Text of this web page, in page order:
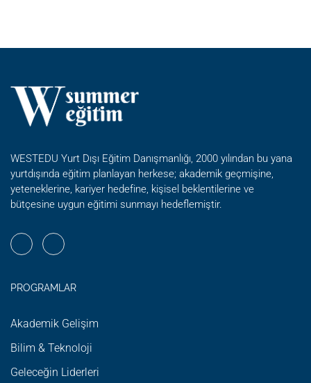
OXFORD
WESTEDU Yurt Dışı Eğitim Danışmanlığı, 2000 yılından bu yana
yurtdışında eğitim planlayan herkese; akademik geçmişine,
yeteneklerine, kariyer hedefine, kişisel beklentilerine ve
bütçesine uygun eğitimi sunmayı hedeflemiştir.
PROGRAMLAR
Akademik Gelişim
Bilim & Teknoloji
Geleceğin Liderleri